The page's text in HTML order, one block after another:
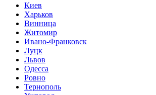
Киев
Харьков
Винница
Житомир
Ивано-Франковск
Луцк
Львов
Одесса
Ровно
Тернополь